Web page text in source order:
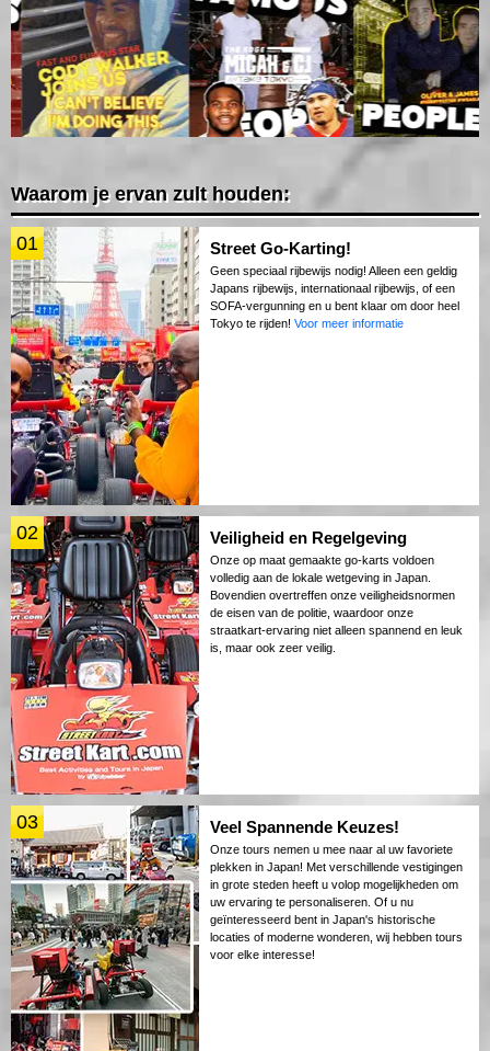
Waarom je ervan zult houden:
01 Street Go-Karting!
Geen speciaal rijbewijs nodig! Alleen een geldig
Japans rijbewijs, internationaal rijbewijs, of een
SOFA-vergunning en u bent klaar om door heel
Tokyo te rijden! Voor meer informatie
02 Veiligheid en Regelgeving
Onze op maat gemaakte go-karts voldoen
volledig aan de lokale wetgeving in Japan.
Bovendien overtreffen onze veiligheidsnormen
de eisen van de politie, waardoor onze
straatkart-ervaring niet alleen spannend en leuk
is, maar ook zeer veilig.
03 Veel Spannende Keuzes!
Onze tours nemen u mee naar al uw favoriete
plekken in Japan! Met verschillende vestigingen
in grote steden heeft u volop mogelijkheden om
uw ervaring te personaliseren. Of u nu
geïnteresseerd bent in Japan's historische
locaties of moderne wonderen, wij hebben tours
voor elke interesse!